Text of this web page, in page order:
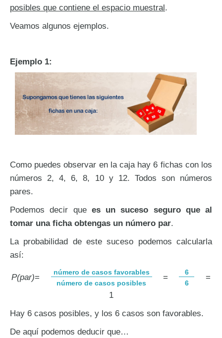
posibles que contiene el espacio muestral.
Veamos algunos ejemplos.
Ejemplo 1:
Como puedes observar en la caja hay 6 fichas con los
números 2, 4, 6, 8, 10 y 12. Todos son números
pares.
Podemos decir que es un suceso seguro que al
tomar una ficha obtengas un número par.
La probabilidad de este suceso podemos calcularla
así:
P(par)=
número de casos favorables
número de casos posibles
=
6
6
=
1
Hay 6 casos posibles, y los 6 casos son favorables.
De aquí podemos deducir que…